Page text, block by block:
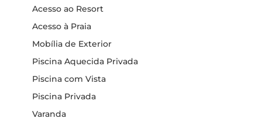
Acesso ao Resort
Acesso à Praia
Mobília de Exterior
Piscina Aquecida Privada
Piscina com Vista
Piscina Privada
Varanda